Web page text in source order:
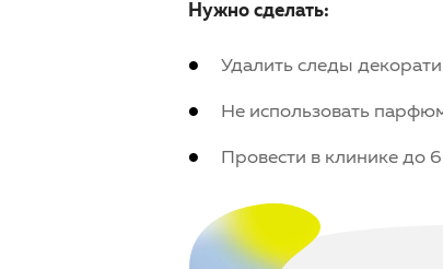
Нужно сделать:
Удалить следы
Не использовать
Провести в клинике до 6